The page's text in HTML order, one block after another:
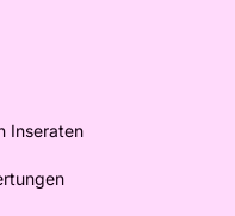
Inseraten